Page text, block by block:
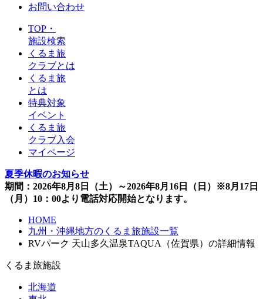
お問い合わせ
TOP・
施設検索
くるま旅
クラブとは
くるま旅
とは
特典対象
イベント
くるま旅
クラブ入会
マイページ
夏季休暇のお知らせ
期間：2026年8月8日（土）～2026年8月16日（日）※8月17日
（月）10：00より電話対応開始となります。
HOME
九州・沖縄地方のくるま旅施設一覧
RVパーク 天山多久温泉TAQUA（佐賀県）の詳細情報
くるま旅施設
北海道